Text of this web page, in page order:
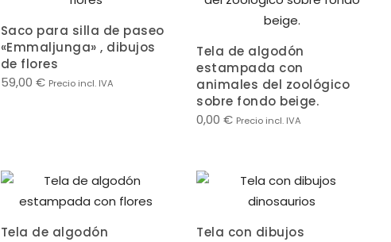
Saco para silla de paseo
«Emmaljunga» , dibujos
de flores
59,00 € Precio incl. IVA
Tela de algodón
estampada con
animales del zoológico
sobre fondo beige.
0,00€ Precio incl. IVA
Tela de algodón
Tela con dibujos